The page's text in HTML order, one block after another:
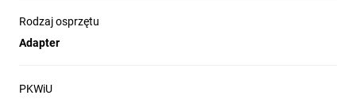
Rodzaj osprzętu
Adapter
PKWiU